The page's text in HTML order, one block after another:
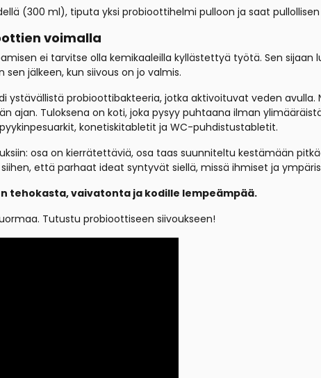
(300 ml), tiputa yksi probioottihelmi pulloon ja saat
voimalla
ei tarvitse olla kemikaaleilla kyllästettyä työtä. Sen
jälkeen, kun siivous on jo valmis.
probioottibakteeria, jotka aktivoituvat veden avulla.
ajan. Tuloksena on koti, joka pysyy puhtaana ilman
konetiskitabletit ja WC-puhdistustabletit.
osa on kierrätettäviä, osa taas suunniteltu kestämään
että parhaat ideat syntyvät siellä, missä ihmiset ja
tehokasta, vaivatonta ja kodille lempeämpää.
Tutustu probioottiseen siivoukseen!